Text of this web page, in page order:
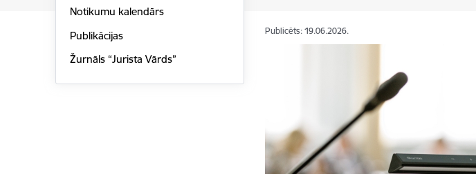
Notikumu kalendārs
Publikācijas
Žurnāls “Jurista Vārds”
Publicēts: 19.06.2026.